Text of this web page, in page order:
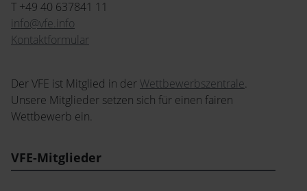
T +49 40 637841 11
info@vfe. info
Kontaktformular
Der VFE ist Mitglied in der Wettbewerbszentrale.
Unsere Mitglieder setzen sich für einen fairen
Wettbewerb ein.
VFE-Mitglieder